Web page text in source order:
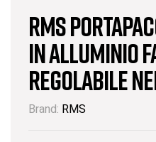
RMS
In Alluminio
Regolabile
Brand: RMS